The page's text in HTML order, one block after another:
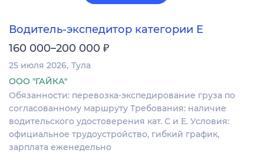
Водитель-экспедитор категории Е
160 000–200 000 ₽
25 июля 2026 Тула
ООО "ГАЙКА"
Обязанности: перевозка-экспедирование груза по
согласованному маршруту Требования: наличие
водительского удостоверения кат. С и Е. Условия:
официальное трудоустройство, гибкий график,
зарплата еженедельно